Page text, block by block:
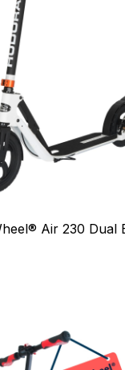
Air 230 Dual